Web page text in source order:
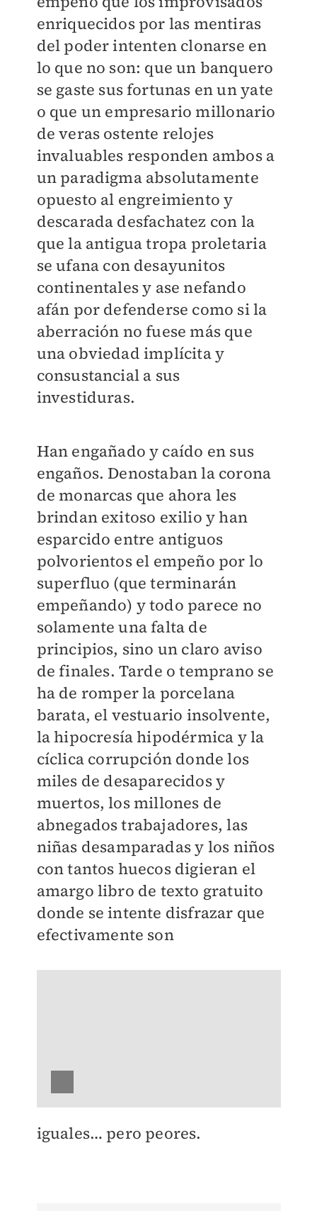
enriquecidos por las mentiras
del poder intenten clonarse en
lo que no son: que un banquero
se gaste sus fortunas en un yate
o que un empresario millonario
de veras ostente relojes
invaluables responden ambos a
un paradigma absolutamente
opuesto al engreimiento y
descarada desfachatez con la
que la antigua tropa proletaria
se ufana con desayunitos
continentales y ase nefando
afán por defenderse como si la
aberración no fuese más que
una obviedad implícita y
consustancial a sus
investiduras.
Han engañado y caído en sus
engaños. Denostaban la corona
de monarcas que ahora les
brindan exitoso exilio y han
esparcido entre antiguos
polvorientos el empeño por lo
superfluo (que terminarán
empeñando) y todo parece no
solamente una falta de
principios, sino un claro aviso
de finales. Tarde o temprano se
ha de romper la porcelana
barata, el vestuario insolvente,
la hipocresía hipodérmica y la
cíclica corrupción donde los
miles de desaparecidos y
muertos, los millones de
abnegados trabajadores, las
niñas desamparadas y los niños
con tantos huecos digieran el
amargo libro de texto gratuito
donde se intente disfrazar que
efectivamente son
iguales… pero peores.